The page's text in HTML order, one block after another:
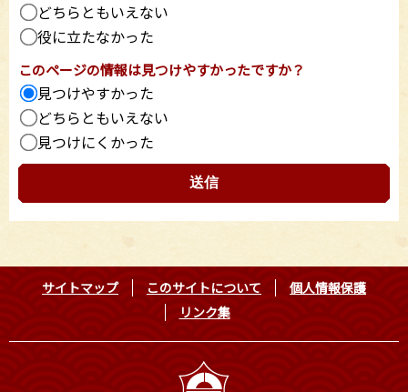
どちらともいえない
役に立たなかった
このページの情報は見つけやすかったですか？
見つけやすかった
どちらともいえない
見つけにくかった
サイトマップ このサイトについて
個人情報保護
リンク集